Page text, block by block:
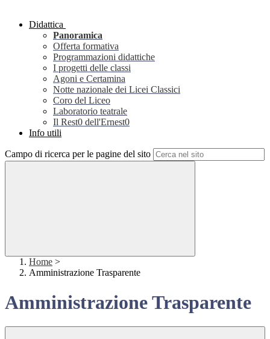
Didattica
Panoramica
Offerta formativa
Programmazioni didattiche
I progetti delle classi
Agoni e Certamina
Notte nazionale dei Licei Classici
Coro del Liceo
Laboratorio teatrale
Il Rest0 dell'Ernest0
Info utili
Campo di ricerca per le pagine del sito
Home >
Amministrazione Trasparente
Amministrazione Trasparente